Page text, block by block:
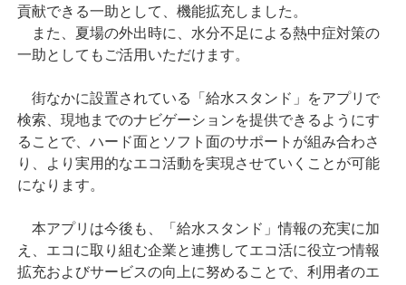
貢献できる一助として、機能拡充しました。
また、夏場の外出時に、水分不足による熱中症対策の
一助としてもご活用いただけます。
街なかに設置されている「給水スタンド」をアプリで
検索、現地までのナビゲーションを提供できるようにす
ることで、ハード面とソフト面のサポートが組み合わさ
り、より実用的なエコ活動を実現させていくことが可能
になります。
本アプリは今後も、「給水スタンド」情報の充実に加
え、エコに取り組む企業と連携してエコ活に役立つ情報
拡充およびサービスの向上に努めることで、利用者のエ